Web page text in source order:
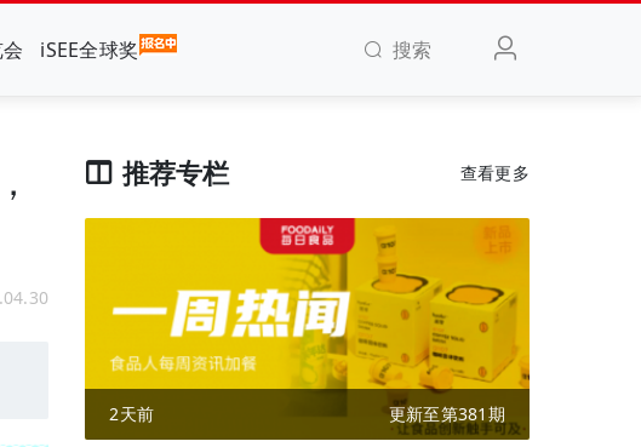
iSEE全球奖 搜索
推荐专栏 查看更多
2天前 更新至第381期